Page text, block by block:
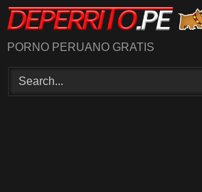
Skip
to
content
PORNO PERUANO GRATIS